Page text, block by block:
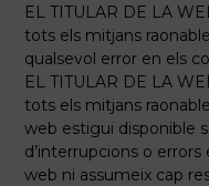
EL TITULAR DE LA
tots els mitjans
qualsevol error en els
EL TITULAR DE LA
tots els mitjans
web estigui disponible
d’interrupcions o errors
web ni assumeix cap